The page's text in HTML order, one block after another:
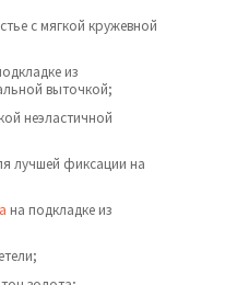
с мягкой кружевной
из
выточкой;
неэластичной
лучшей фиксации на
на подкладке из